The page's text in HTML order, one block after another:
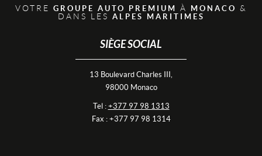
VOTRE GROUPE AUTO PREMIUM À MONACO &
DANS LES ALPES MARITIMES
SIÈGE SOCIAL
13 Boulevard Charles III,
98000 Monaco
Tel : +377 97 98 1313
Fax : +377 97 98 1314